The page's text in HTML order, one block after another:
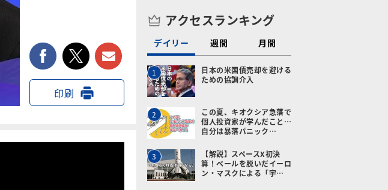
facebooktwitter メールで送る
印刷
アクセスランキング
デイリー 週間 月間
1
日本の米国債売却を避ける
ための協調介入
2
この夏、キオクシア急落で
個人投資家が学んだこと…
自分は暴落パニック…
3
【解説】スペースX初決
算！ベールを脱いだイーロ
ン・マスクによる「宇…